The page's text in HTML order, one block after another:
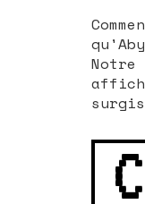
Notre
C